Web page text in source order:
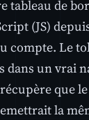
tableau de
(JS)
compte. Le
dans un vrai
que
la